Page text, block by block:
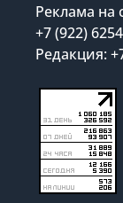
Реклама на
+7 (922)
Редакция: